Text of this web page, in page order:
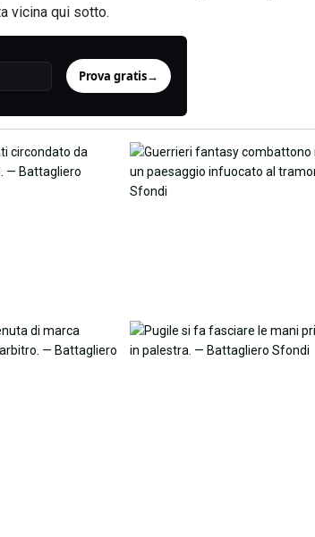
vicina qui sotto.
Prova gratis→